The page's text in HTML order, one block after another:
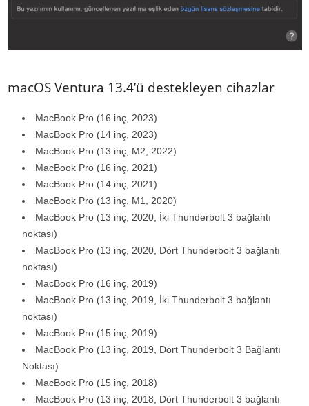
macOS Ventura 13.4’ü destekleyen cihazlar
MacBook Pro (16 inç, 2023)
MacBook Pro (14 inç, 2023)
MacBook Pro (13 inç, M2, 2022)
MacBook Pro (16 inç, 2021)
MacBook Pro (14 inç, 2021)
MacBook Pro (13 inç, M1, 2020)
MacBook Pro (13 inç, 2020, İki Thunderbolt 3 bağlantı
noktası)
MacBook Pro (13 inç, 2020, Dört Thunderbolt 3 bağlantı
noktası)
MacBook Pro (16 inç, 2019)
MacBook Pro (13 inç, 2019, İki Thunderbolt 3 bağlantı
noktası)
MacBook Pro (15 inç, 2019)
MacBook Pro (13 inç, 2019, Dört Thunderbolt 3 Bağlantı
Noktası)
MacBook Pro (15 inç, 2018)
MacBook Pro (13 inç, 2018, Dört Thunderbolt 3 bağlantı